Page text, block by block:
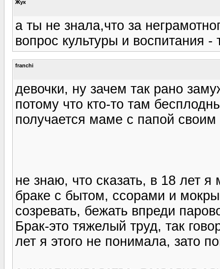
Жук
а ты не знала,что за
вопрос культуры и воспитания
franchi
девочки, ну зачем так рано
потому что кто-то там
получается маме с папой
не знаю, что сказать, в 18 лет
браке с бытом, ссорами и
созревать, бежать впреди
Брак-это тяжелый труд, так
лет я этого не понимала, зато